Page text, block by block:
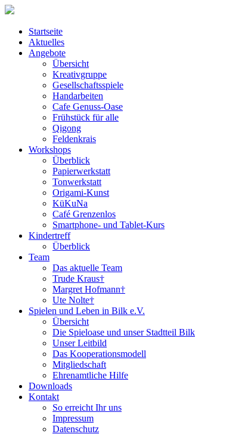
Startseite
Aktuelles
Angebote
Übersicht
Kreativgruppe
Gesellschaftsspiele
Handarbeiten
Cafe Genuss-Oase
Frühstück für alle
Qigong
Feldenkrais
Workshops
Überblick
Papierwerkstatt
Tonwerkstatt
Origami-Kunst
KüKuNa
Café Grenzenlos
Smartphone- und Tablet-Kurs
Kindertreff
Überblick
Team
Das aktuelle Team
Trude Kraus†
Margret Hofmann†
Ute Nolte†
Spielen und Leben in Bilk e.V.
Übersicht
Die Spieloase und unser Stadtteil Bilk
Unser Leitbild
Das Kooperationsmodell
Mitgliedschaft
Ehrenamtliche Hilfe
Downloads
Kontakt
So erreicht Ihr uns
Impressum
Datenschutz